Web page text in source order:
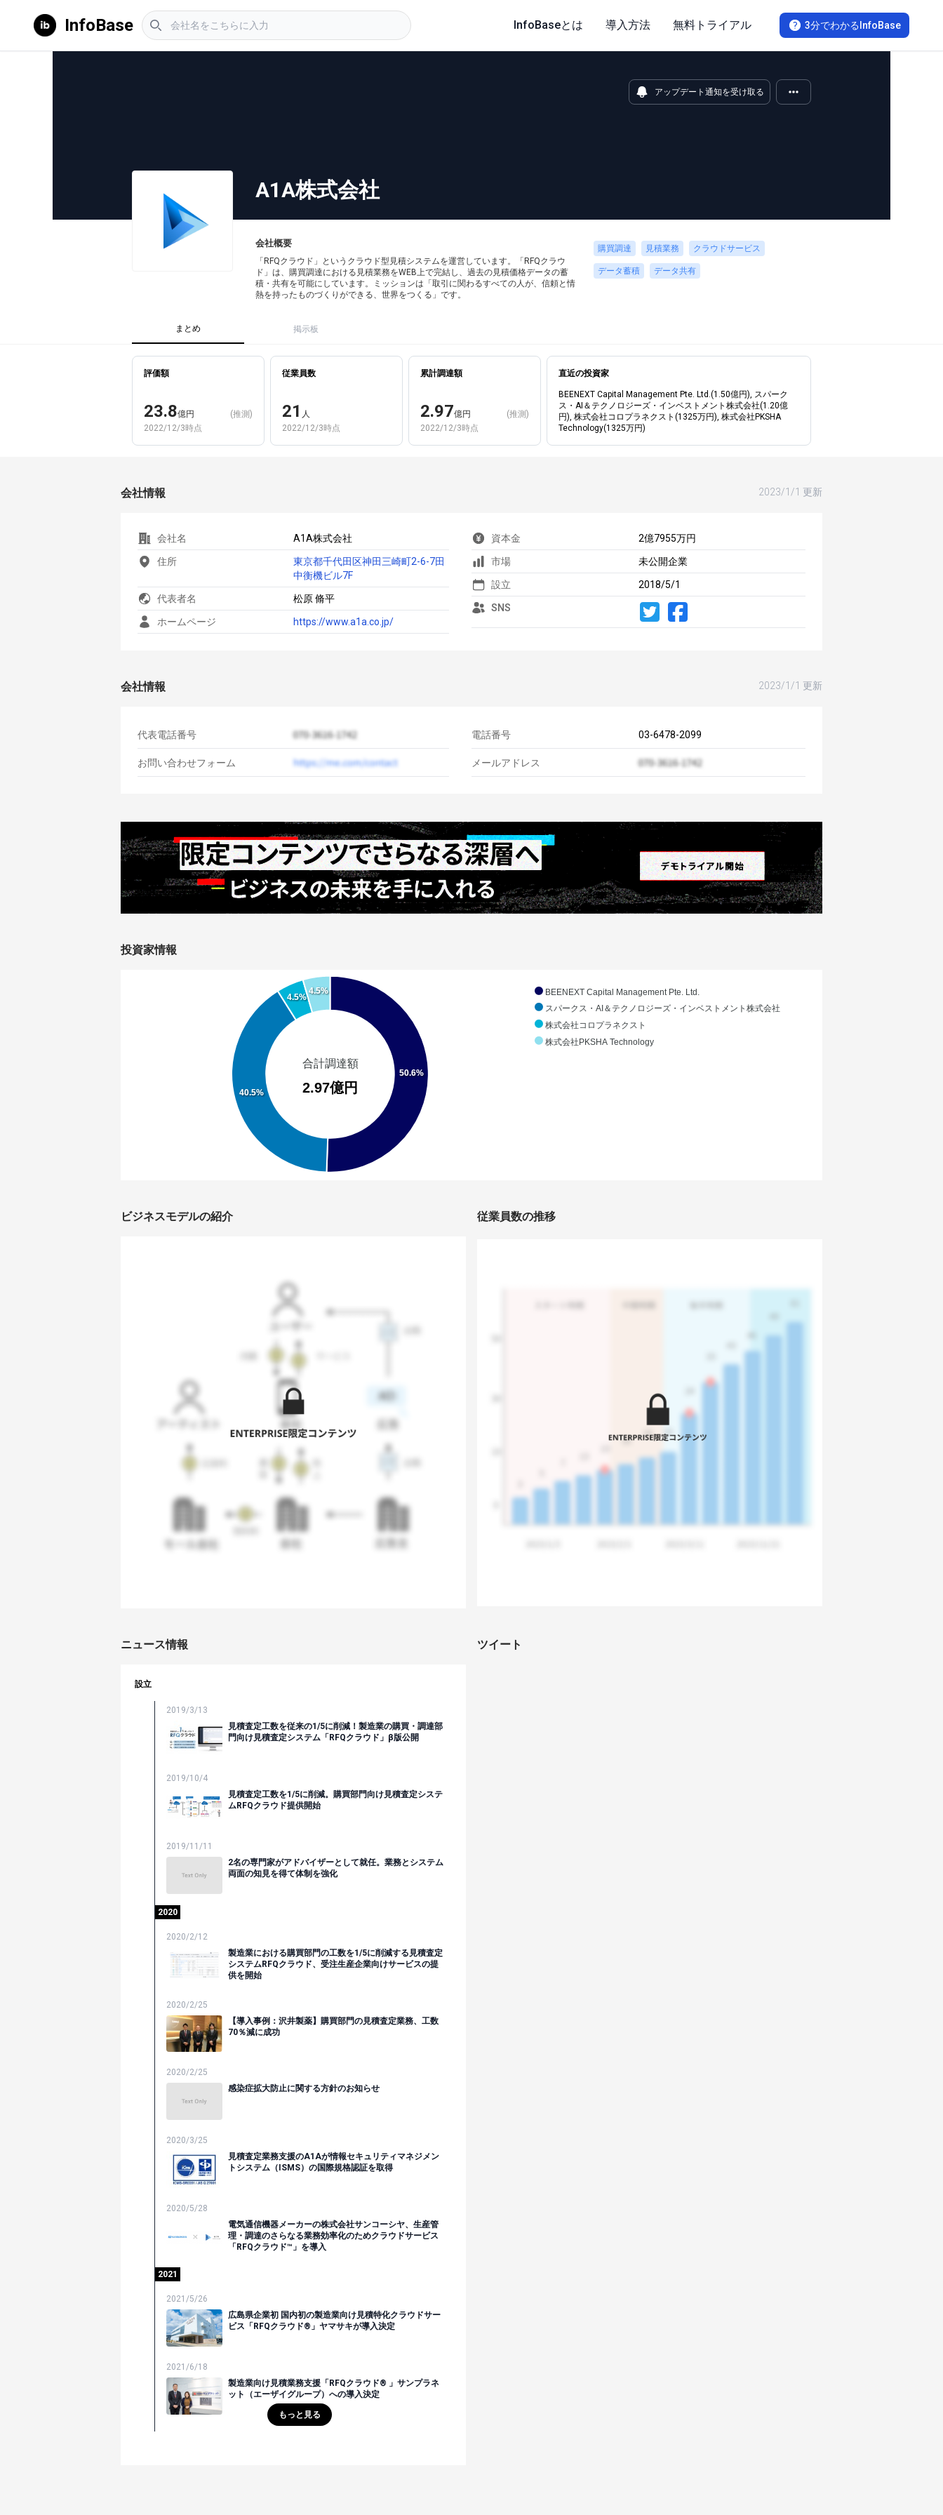
InfoBase 3分でわかるInfoBase
InfoBaseとは 導入方法 無料トライアル
アップデート通知を受け取る
A1A株式会社
会社概要
「RFQクラウド」というクラウド型見積システムを運営しています。「RFQクラウ
ド」は、購買調達における見積業務をWEB上で完結し、過去の見積価格データの蓄
積・共有を可能にしています。ミッションは「取引に関わるすべての人が、信頼と情
熱を持ったものづくりができる、世界をつくる」です。
購買調達 見積業務 クラウドサービス
データ蓄積 データ共有
まとめ 掲示板
評価額
23.8億円
(推測)
2022/12/3時点
従業員数
21 人
2022/12/3時点
累計調達額
2.97億円
(推測)
2022/12/3時点
直近の投資家
BEENEXT Capital Management Pte. Ltd.(1.50億円), スパーク
ス・AI＆テクノロジーズ・インベストメント株式会社(1.20億
円), 株式会社コロプラネクスト(1325万円), 株式会社PKSHA
Technology(1325万円)
会社情報 2023/1/1 更新
会社名 A1A株式会社
住所
東京都千代田区神田三崎町2-6-7田
中衡機ビル7F
代表者名 松原 脩平
ホームページ https://www.a1a.co.jp/
資本金 2億7955万円
市場 未公開企業
設立 2018/5/1
SNS
会社情報 2023/1/1 更新
代表電話番号
お問い合わせフォーム
電話番号 03-6478-2099
メールアドレス
投資家情報
BEENEXT Capital Management Pte. Ltd.
スパークス・AI＆テクノロジーズ・インベストメント株式会社
株式会社コロプラネクスト
株式会社PKSHA Technology
50.6%
40.5%
4.5%
4.5%
合計調達額
2.97億円
ビジネスモデルの紹介 従業員数の推移
ニュース情報
設立
2019/3/13
見積査定工数を従来の1/5に削減！製造業の購買・調達部
門向け見積査定システム「RFQクラウド」β版公開
2019/10/4
見積査定工数を1/5に削減。購買部門向け見積査定システ
ムRFQクラウド提供開始
2019/11/11
2名の専門家がアドバイザーとして就任。業務とシステム
両面の知見を得て体制を強化
2020
2020/2/12
製造業における購買部門の工数を1/5に削減する見積査定
システムRFQクラウド、受注生産企業向けサービスの提
供を開始
2020/2/25
【導入事例：沢井製薬】購買部門の見積査定業務、工数
70％減に成功
2020/2/25
感染症拡大防止に関する方針のお知らせ
2020/3/25
見積査定業務支援のA1Aが情報セキュリティマネジメン
トシステム（ISMS）の国際規格認証を取得
2020/5/28
電気通信機器メーカーの株式会社サンコーシヤ、生産管
理・調達のさらなる業務効率化のためクラウドサービス
「RFQクラウド™」を導入
2021
2021/5/26
広島県企業初 国内初の製造業向け見積特化クラウドサー
ビス「RFQクラウド®︎」ヤマサキが導入決定
2021/6/18
製造業向け見積業務支援「RFQクラウド® 」サンプラネ
ット（エーザイグループ）への導入決定
もっと見る
ツイート